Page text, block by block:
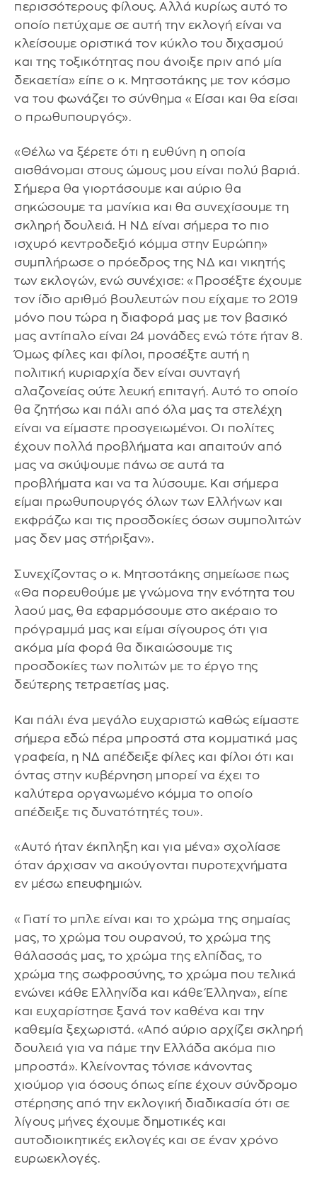
περισσότερους φίλους. Αλλά κυρίως αυτό το
οποίο πετύχαμε σε αυτή την εκλογή είναι να
κλείσουμε οριστικά τον κύκλο του διχασμού
και της τοξικότητας που άνοιξε πριν από μία
δεκαετία» είπε ο κ. Μητσοτάκης με τον κόσμο
να του φωνάζει το σύνθημα «Είσαι και θα είσαι
ο πρωθυπουργός».
«Θέλω να ξέρετε ότι η ευθύνη η οποία
αισθάνομαι στους ώμους μου είναι πολύ βαριά.
Σήμερα θα γιορτάσουμε και αύριο θα
σηκώσουμε τα μανίκια και θα συνεχίσουμε τη
σκληρή δουλειά. Η ΝΔ είναι σήμερα το πιο
ισχυρό κεντροδεξιό κόμμα στην Ευρώπη»
συμπλήρωσε ο πρόεδρος της ΝΔ και νικητής
των εκλογών, ενώ συνέχισε: «Προσέξτε έχουμε
τον ίδιο αριθμό βουλευτών που είχαμε το 2019
μόνο που τώρα η διαφορά μας με τον βασικό
μας αντίπαλο είναι 24 μονάδες ενώ τότε ήταν 8.
Όμως φίλες και φίλοι, προσέξτε αυτή η
πολιτική κυριαρχία δεν είναι συνταγή
αλαζονείας ούτε λευκή επιταγή. Αυτό το οποίο
θα ζητήσω και πάλι από όλα μας τα στελέχη
είναι να είμαστε προσγειωμένοι. Οι πολίτες
έχουν πολλά προβλήματα και απαιτούν από
μας να σκύψουμε πάνω σε αυτά τα
προβλήματα και να τα λύσουμε. Και σήμερα
είμαι πρωθυπουργός όλων των Ελλήνων και
εκφράζω και τις προσδοκίες όσων συμπολιτών
μας δεν μας στήριξαν».
Συνεχίζοντας ο κ. Μητσοτάκης σημείωσε πως
«Θα πορευθούμε με γνώμονα την ενότητα του
λαού μας, θα εφαρμόσουμε στο ακέραιο το
πρόγραμμά μας και είμαι σίγουρος ότι για
ακόμα μία φορά θα δικαιώσουμε τις
προσδοκίες των πολιτών με το έργο της
δεύτερης τετραετίας μας.
Και πάλι ένα μεγάλο ευχαριστώ καθώς είμαστε
σήμερα εδώ πέρα μπροστά στα κομματικά μας
γραφεία, η ΝΔ απέδειξε φίλες και φίλοι ότι και
όντας στην κυβέρνηση μπορεί να έχει το
καλύτερα οργανωμένο κόμμα το οποίο
απέδειξε τις δυνατότητές του».
«Αυτό ήταν έκπληξη και για μένα» σχολίασε
όταν άρχισαν να ακούγονται πυροτεχνήματα
εν μέσω επευφημιών.
«Γιατί το μπλε είναι και το χρώμα της σημαίας
μας, το χρώμα του ουρανού, το χρώμα της
θάλασσάς μας, το χρώμα της ελπίδας, το
χρώμα της σωφροσύνης, το χρώμα που τελικά
ενώνει κάθε Ελληνίδα και κάθε Έλληνα», είπε
και ευχαρίστησε ξανά τον καθένα και την
καθεμία ξεχωριστά. «Από αύριο αρχίζει σκληρή
δουλειά για να πάμε την Ελλάδα ακόμα πιο
μπροστά». Κλείνοντας τόνισε κάνοντας
χιούμορ για όσους όπως είπε έχουν σύνδρομο
στέρησης από την εκλογική διαδικασία ότι σε
λίγους μήνες έχουμε δημοτικές και
αυτοδιοικητικές εκλογές και σε έναν χρόνο
ευρωεκλογές.